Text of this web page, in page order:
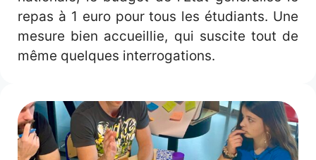
repas à 1 euro pour tous les étudiants. Une
mesure bien accueillie, qui suscite tout de
même quelques interrogations.